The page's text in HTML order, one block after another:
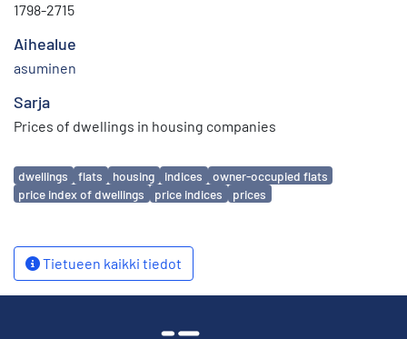
1798-2715
Aihealue
asuminen
Sarja
Prices of dwellings in housing companies
Avainsanat
dwellings flats housing indices
owner-occupied flats
price index of dwellings
price indices prices
Tietueen kaikki tiedot